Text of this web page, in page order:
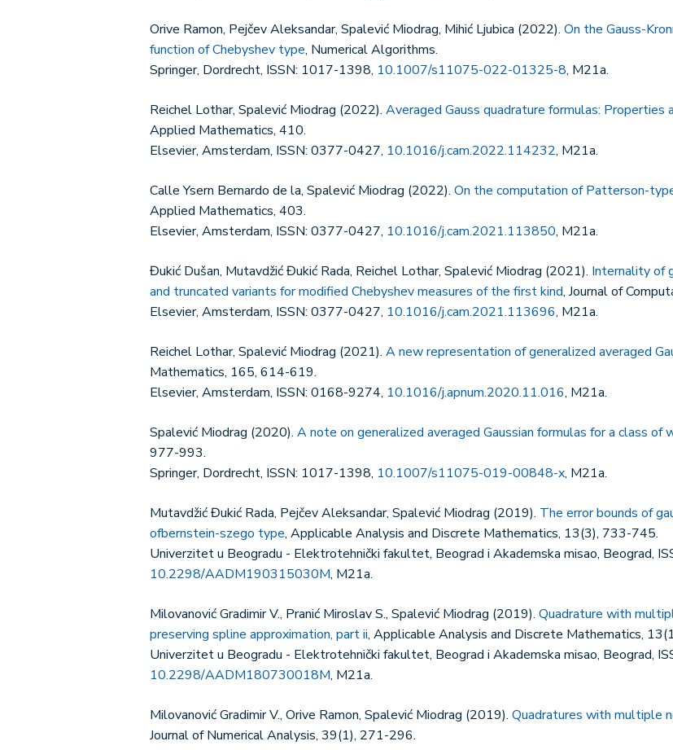
Orive Ramon, Pejčev Aleksandar, Spalević Miodrag, Mihić Ljubica (2022). On the Gauss-
function of Chebyshev type, Numerical Algorithms.
Springer, Dordrecht, ISSN: 1017-1398, 10.1007/s11075-022-01325-8, M21a.
Reichel Lothar, Spalević Miodrag (2022). Averaged Gauss quadrature formulas: Properties
Applied Mathematics, 410.
Elsevier, Amsterdam, ISSN: 0377-0427, 10.1016/j.cam.2022.114232, M21a.
Calle Ysern Bernardo de la, Spalević Miodrag (2022). On the computation of Patterson-
Applied Mathematics, 403.
Elsevier, Amsterdam, ISSN: 0377-0427, 10.1016/j.cam.2021.113850, M21a.
Đukić Dušan, Mutavdžić Đukić Rada, Reichel Lothar, Spalević Miodrag (2021). Internality of
and truncated variants for modified Chebyshev measures of the first kind, Journal of
Elsevier, Amsterdam, ISSN: 0377-0427, 10.1016/j.cam.2021.113696, M21a.
Reichel Lothar, Spalević Miodrag (2021). A new representation of generalized averaged
Mathematics, 165, 614-619.
Elsevier, Amsterdam, ISSN: 0168-9274, 10.1016/j.apnum.2020.11.016, M21a.
Spalević Miodrag (2020). A note on generalized averaged Gaussian formulas for a class of
977-993.
Springer, Dordrecht, ISSN: 1017-1398, 10.1007/s11075-019-00848-x, M21a.
Mutavdžić Đukić Rada, Pejčev Aleksandar, Spalević Miodrag (2019). The error bounds of
ofbernstein-szego type, Applicable Analysis and Discrete Mathematics, 13(3), 733-745.
Univerzitet u Beogradu - Elektrotehnički fakultet, Beograd i Akademska misao, Beograd,
10.2298/AADM190315030M, M21a.
Milovanović Gradimir V., Pranić Miroslav S., Spalević Miodrag (2019). Quadrature with
preserving spline approximation, part ii, Applicable Analysis and Discrete Mathematics,
Univerzitet u Beogradu - Elektrotehnički fakultet, Beograd i Akademska misao, Beograd,
10.2298/AADM180730018M, M21a.
Milovanović Gradimir V., Orive Ramon, Spalević Miodrag (2019). Quadratures with multiple
Journal of Numerical Analysis, 39(1), 271-296.